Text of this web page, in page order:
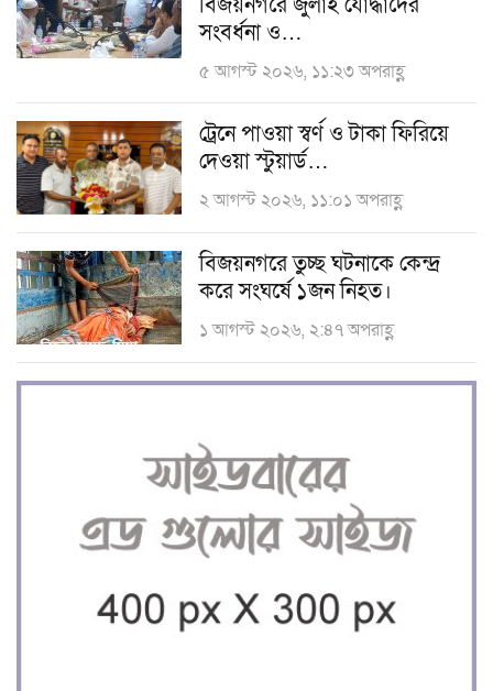
সংবর্ধনা ও…
৫ আগস্ট ২০২৬, ১১:২৩ অপরাহ্ণ
ট্রেনে পাওয়া স্বর্ণ ও টাকা ফিরিয়ে
দেওয়া স্টুয়ার্ড…
২ আগস্ট ২০২৬, ১১:০১ অপরাহ্ণ
বিজয়নগরে তুচ্ছ ঘটনাকে কেন্দ্র
করে সংঘর্ষে ১জন নিহত।
১ আগস্ট ২০২৬, ২:৪৭ অপরাহ্ণ